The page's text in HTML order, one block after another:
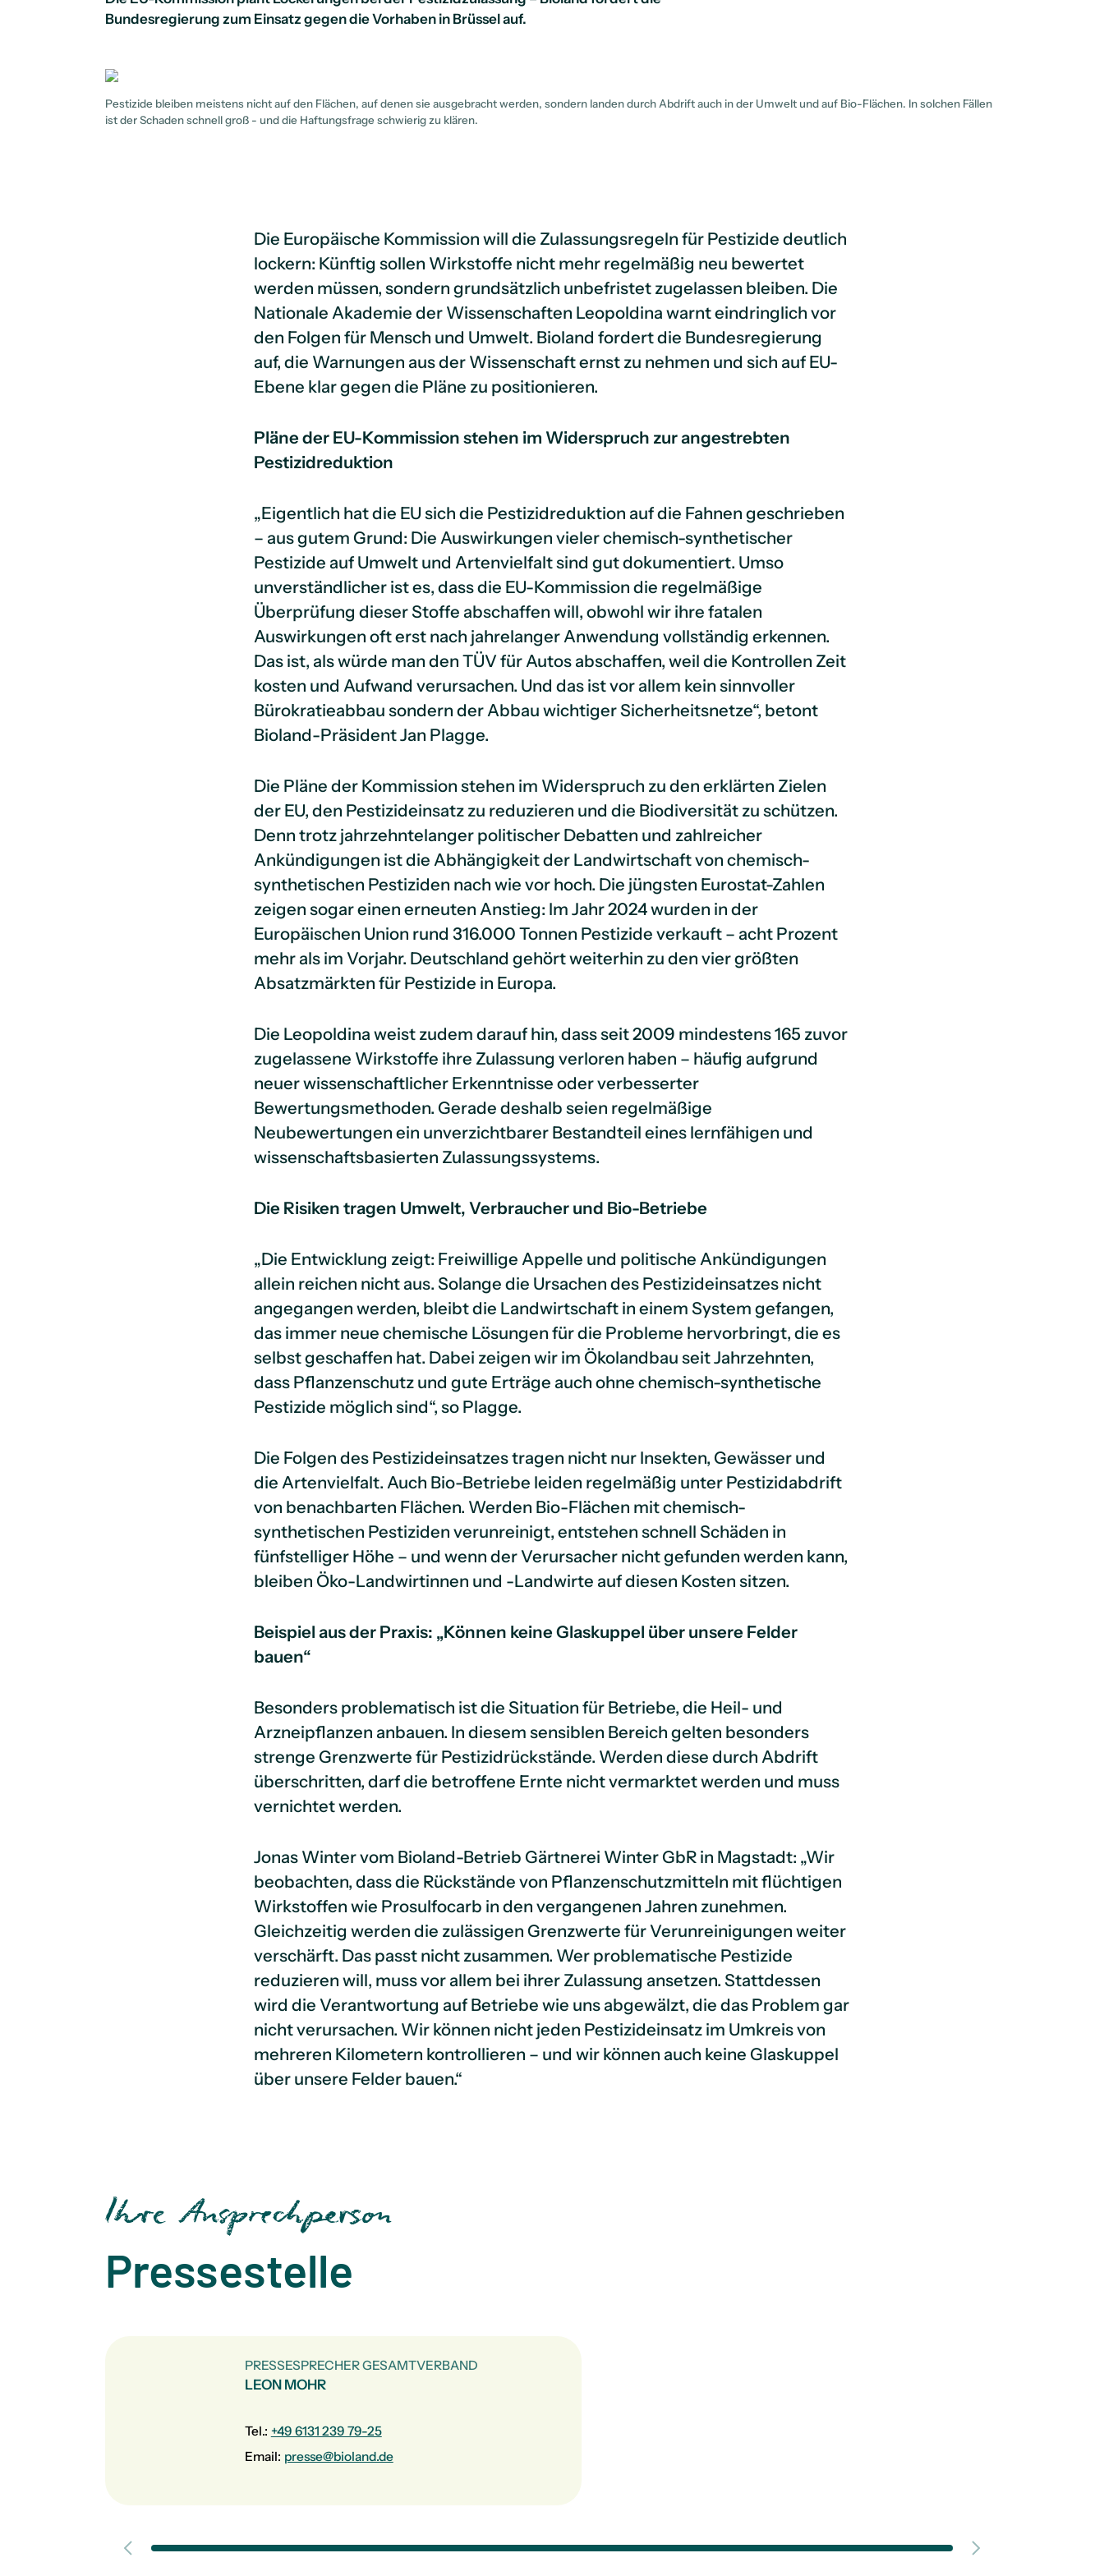
Bundesregierung zum Einsatz gegen die Vorhaben in Brüssel auf.
Pestizide bleiben meistens nicht auf den Flächen, auf denen sie ausgebracht werden, sondern landen durch Abdrift auch in der Umwelt und auf Bio-Flächen. In solchen Fällen
ist der Schaden schnell groß - und die Haftungsfrage schwierig zu klären.
Die Europäische Kommission will die Zulassungsregeln für Pestizide deutlich
lockern: Künftig sollen Wirkstoffe nicht mehr regelmäßig neu bewertet
werden müssen, sondern grundsätzlich unbefristet zugelassen bleiben. Die
Nationale Akademie der Wissenschaften Leopoldina warnt eindringlich vor
den Folgen für Mensch und Umwelt. Bioland fordert die Bundesregierung
auf, die Warnungen aus der Wissenschaft ernst zu nehmen und sich auf EU-
Ebene klar gegen die Pläne zu positionieren.
Pläne der EU-Kommission stehen im Widerspruch zur angestrebten
Pestizidreduktion
„Eigentlich hat die EU sich die Pestizidreduktion auf die Fahnen geschrieben
– aus gutem Grund: Die Auswirkungen vieler chemisch-synthetischer
Pestizide auf Umwelt und Artenvielfalt sind gut dokumentiert. Umso
unverständlicher ist es, dass die EU-Kommission die regelmäßige
Überprüfung dieser Stoffe abschaffen will, obwohl wir ihre fatalen
Auswirkungen oft erst nach jahrelanger Anwendung vollständig erkennen.
Das ist, als würde man den TÜV für Autos abschaffen, weil die Kontrollen Zeit
kosten und Aufwand verursachen. Und das ist vor allem kein sinnvoller
Bürokratieabbau sondern der Abbau wichtiger Sicherheitsnetze“, betont
Bioland-Präsident Jan Plagge.
Die Pläne der Kommission stehen im Widerspruch zu den erklärten Zielen
der EU, den Pestizideinsatz zu reduzieren und die Biodiversität zu schützen.
Denn trotz jahrzehntelanger politischer Debatten und zahlreicher
Ankündigungen ist die Abhängigkeit der Landwirtschaft von chemisch-
synthetischen Pestiziden nach wie vor hoch. Die jüngsten Eurostat-Zahlen
zeigen sogar einen erneuten Anstieg: Im Jahr 2024 wurden in der
Europäischen Union rund 316.000 Tonnen Pestizide verkauft – acht Prozent
mehr als im Vorjahr. Deutschland gehört weiterhin zu den vier größten
Absatzmärkten für Pestizide in Europa.
Die Leopoldina weist zudem darauf hin, dass seit 2009 mindestens 165 zuvor
zugelassene Wirkstoffe ihre Zulassung verloren haben – häufig aufgrund
neuer wissenschaftlicher Erkenntnisse oder verbesserter
Bewertungsmethoden. Gerade deshalb seien regelmäßige
Neubewertungen ein unverzichtbarer Bestandteil eines lernfähigen und
wissenschaftsbasierten Zulassungssystems.
Die Risiken tragen Umwelt, Verbraucher und Bio-Betriebe
„Die Entwicklung zeigt: Freiwillige Appelle und politische Ankündigungen
allein reichen nicht aus. Solange die Ursachen des Pestizideinsatzes nicht
angegangen werden, bleibt die Landwirtschaft in einem System gefangen,
das immer neue chemische Lösungen für die Probleme hervorbringt, die es
selbst geschaffen hat. Dabei zeigen wir im Ökolandbau seit Jahrzehnten,
dass Pflanzenschutz und gute Erträge auch ohne chemisch-synthetische
Pestizide möglich sind“, so Plagge.
Die Folgen des Pestizideinsatzes tragen nicht nur Insekten, Gewässer und
die Artenvielfalt. Auch Bio-Betriebe leiden regelmäßig unter Pestizidabdrift
von benachbarten Flächen. Werden Bio-Flächen mit chemisch-
synthetischen Pestiziden verunreinigt, entstehen schnell Schäden in
fünfstelliger Höhe – und wenn der Verursacher nicht gefunden werden kann,
bleiben Öko-Landwirtinnen und -Landwirte auf diesen Kosten sitzen.
Beispiel aus der Praxis: „Können keine Glaskuppel über unsere Felder
bauen“
Besonders problematisch ist die Situation für Betriebe, die Heil- und
Arzneipflanzen anbauen. In diesem sensiblen Bereich gelten besonders
strenge Grenzwerte für Pestizidrückstände. Werden diese durch Abdrift
überschritten, darf die betroffene Ernte nicht vermarktet werden und muss
vernichtet werden.
Jonas Winter vom Bioland-Betrieb Gärtnerei Winter GbR in Magstadt: „Wir
beobachten, dass die Rückstände von Pflanzenschutzmitteln mit flüchtigen
Wirkstoffen wie Prosulfocarb in den vergangenen Jahren zunehmen.
Gleichzeitig werden die zulässigen Grenzwerte für Verunreinigungen weiter
verschärft. Das passt nicht zusammen. Wer problematische Pestizide
reduzieren will, muss vor allem bei ihrer Zulassung ansetzen. Stattdessen
wird die Verantwortung auf Betriebe wie uns abgewälzt, die das Problem gar
nicht verursachen. Wir können nicht jeden Pestizideinsatz im Umkreis von
mehreren Kilometern kontrollieren – und wir können auch keine Glaskuppel
über unsere Felder bauen.“
Ihre Ansprechperson
Pressestelle
PRESSESPRECHER GESAMTVERBAND
LEON MOHR
Tel.: +49 6131 239 79-25
Email: presse@bioland.de